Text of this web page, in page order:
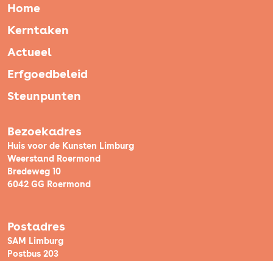
Home
Kerntaken
Actueel
Erfgoedbeleid
Steunpunten
Bezoekadres
Huis voor de Kunsten Limburg
Weerstand Roermond
Bredeweg 10
6042 GG Roermond
Postadres
SAM Limburg
Postbus 203